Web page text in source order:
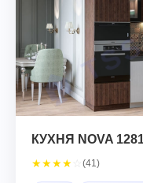
КУХНЯ NOVA
★★★★ (41)